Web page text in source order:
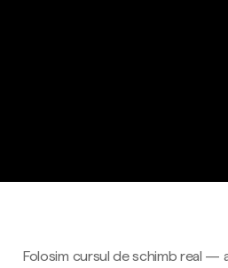
Folosim cursul de schimb real —